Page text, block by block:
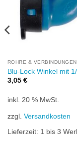
ROHRE & VERBINDUNGEN
Blu-Lock Winkel mit 1/
3,05 €
inkl. 20 % MwSt.
zzgl. Versandkosten
Lieferzeit: 1 bis 3